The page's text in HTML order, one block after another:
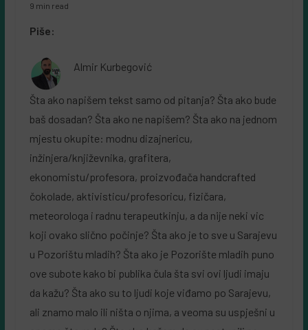
9 min read
Piše:
Almir Kurbegović
Šta ako napišem tekst samo od pitanja? Šta ako bude
baš dosadan? Šta ako ne napišem? Šta ako na jednom
mjestu okupite: modnu dizajnericu,
inžinjera/književnika, grafitera,
ekonomistu/profesora, proizvođača handcrafted
čokolade, aktivisticu/profesoricu, fizičara,
meteorologa i radnu terapeutkinju, a da nije neki vic
koji ovako slično počinje? Šta ako je to sve u Sarajevu
u Pozorištu mladih? Šta ako je Pozorište mladih puno
ove subote kako bi publika čula šta svi ovi ljudi imaju
da kažu? Šta ako su to ljudi koje viđamo po Sarajevu,
ali znamo malo ili ništa o njima, a veoma su uspješni u